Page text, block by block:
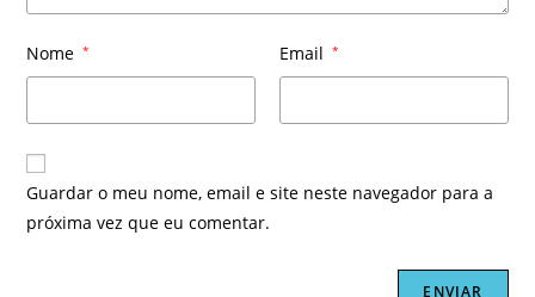
Nome * Email *
Guardar o meu nome, email e site neste navegador para a
próxima vez que eu comentar.